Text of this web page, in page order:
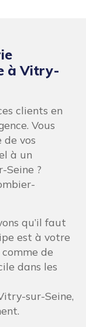
à Vitry-
clients en
Vous
de vos
à un
Seine ?
qu’il faut
est à votre
de
dans les
sur-Seine,